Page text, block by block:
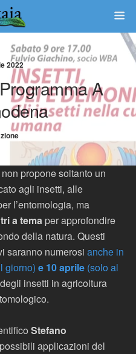
2022
A
propone soltanto un
agli insetti, alle
l’entomologia, ma
a tema per approfondire
della natura. Questi
saranno numerosi anche in
giorno) e 10 aprile (solo al
insetti in agricoltura
Stefano
applicazioni del